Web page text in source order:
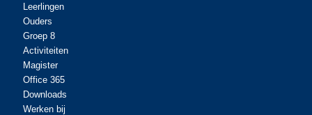
Leerlingen
Ouders
Groep 8
Activiteiten
Magister
Office 365
Downloads
Werken bij